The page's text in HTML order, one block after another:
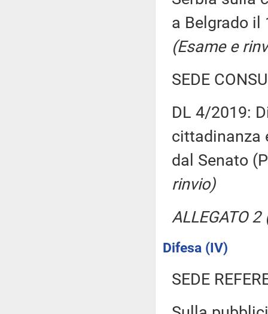
a Belgrado
(Esame e
SEDE
DL 4/2019:
cittadinanza
dal Senato
rinvio)
ALLEGATO
Difesa (IV)
SEDE